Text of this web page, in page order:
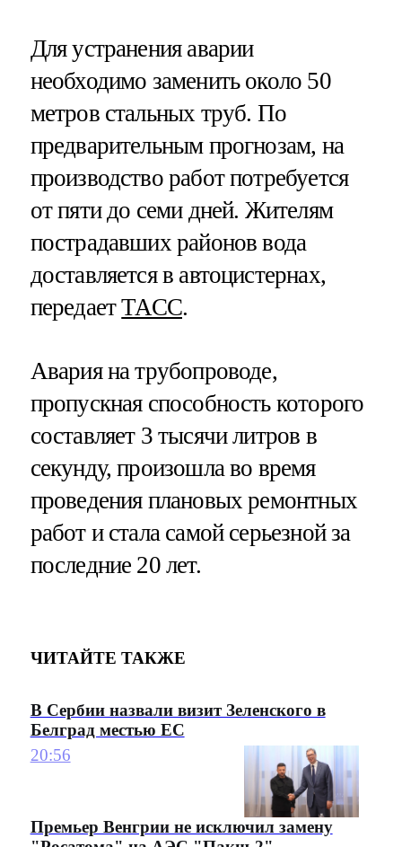
Для устранения аварии
необходимо заменить около 50
метров стальных труб. По
предварительным прогнозам, на
производство работ потребуется
от пяти до семи дней. Жителям
пострадавших районов вода
доставляется в автоцистернах,
передаетТАСС.
Авария на трубопроводе,
пропускная способность которого
составляет 3 тысячи литров в
секунду, произошла во время
проведения плановых ремонтных
работ и стала самой серьезной за
последние 20 лет.
ЧИТАЙТЕ ТАКЖЕ
В Сербии назвали визит Зеленского в
Белград местью ЕС
20:56
Премьер Венгрии не исключил замену